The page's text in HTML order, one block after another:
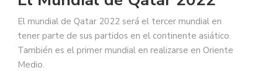
El mundial de Qatar 2022 será el tercer mundial en
tener parte de sus partidos en el continente asiático.
También es el primer mundial en realizarse en Oriente
Medio.